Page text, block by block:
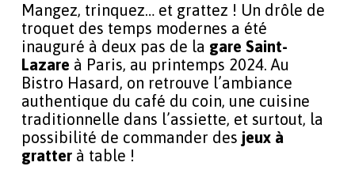
Mangez, trinquez… et grattez ! Un drôle de
troquet des temps modernes a été
inauguré à deux pas de la gare Saint-
Lazare à Paris, au printemps 2024. Au
Bistro Hasard, on retrouve l’ambiance
authentique du café du coin, une cuisine
traditionnelle dans l’assiette, et surtout, la
possibilité de commander des jeux à
gratter à table !